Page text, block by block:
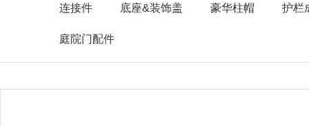
连接件 底座&装饰盖 豪华柱帽 护栏
庭院门配件